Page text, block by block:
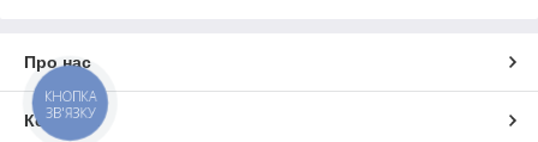
Про нас
Контакти
КНОПКА
ЗВ'ЯЗКУ